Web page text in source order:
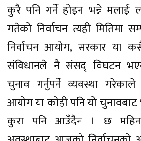
कुरै पनि गर्ने होइन भन्ने मलाई
गतेको निर्वाचन त्यही मितिमा
निर्वाचन आयोग, सरकार या
संविधानले नै संसद् विघटन
चुनाव गर्नुपर्ने व्यवस्था गरेकाले
आयोग या कोही पनि यो चुनावबाट
कुरा पनि आउँदैन । छ